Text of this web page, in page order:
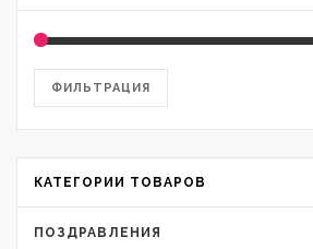
ФИЛЬТРАЦИЯ
КАТЕГОРИИ ТОВАРОВ
ПОЗДРАВЛЕНИЯ